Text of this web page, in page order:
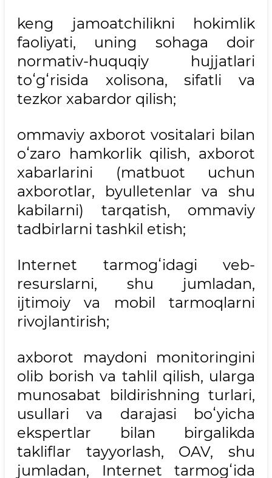
keng jamoatchilikni hokimlik
faoliyati, uning sohaga doir
normativ-huquqiy hujjatlari
toʻgʻrisida xolisona, sifatli va
tezkor xabardor qilish;
ommaviy axborot vositalari bilan
oʻzaro hamkorlik qilish, axborot
xabarlarini (matbuot uchun
axborotlar, byulletenlar va shu
kabilarni) tarqatish, ommaviy
tadbirlarni tashkil etish;
Internet tarmogʻidagi veb-
resurslarni, shu jumladan,
ijtimoiy va mobil tarmoqlarni
rivojlantirish;
axborot maydoni monitoringini
olib borish va tahlil qilish, ularga
munosabat bildirishning turlari,
usullari va darajasi boʻyicha
ekspertlar bilan birgalikda
takliflar tayyorlash, OAV, shu
jumladan, Internet tarmogʻida